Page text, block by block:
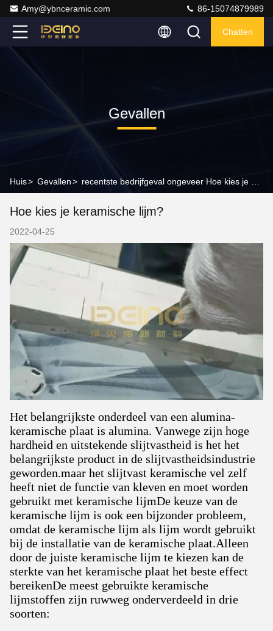
Amy@ybnceramic.com 86-15074879989
Chatten
Gevallen
Huis> Gevallen>
Hoe kies je keramische lijm?
2022-04-25
Het belangrijkste onderdeel van een alumina-
keramische plaat is alumina. Vanwege zijn hoge
hardheid en uitstekende slijtvastheid is het het
belangrijkste product in de slijtvastheidsindustrie
geworden.maar het slijtvast keramische vel zelf
heeft niet de functie van kleven en moet worden
gebruikt met keramische lijmDe keuze van de
keramische lijm is ook een bijzonder probleem,
omdat de keramische lijm als lijm wordt gebruikt
bij de installatie van de keramische plaat.Alleen
door de juiste keramische lijm te kiezen kan de
sterkte van het keramische plaat het beste effect
bereikenDe meest gebruikte keramische
lijmstoffen zijn ruwweg onderverdeeld in drie
soorten: